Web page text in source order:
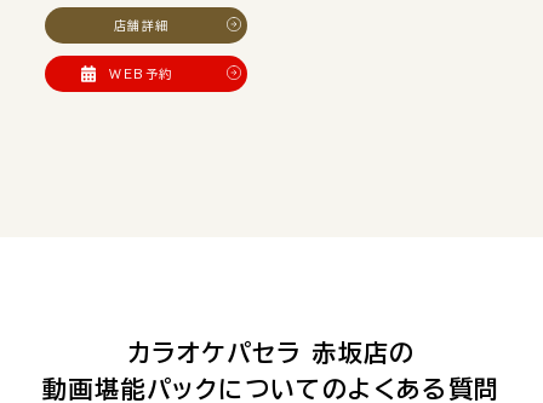
店舗詳細
WEB予約
カラオケパセラ 赤坂店の
動画堪能パックについてのよくある質問